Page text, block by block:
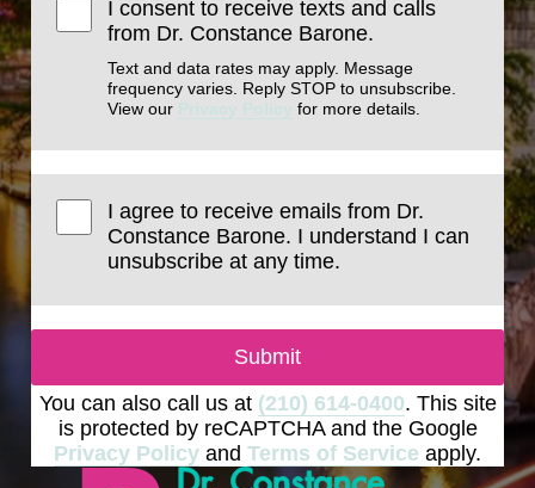
I consent to receive texts and calls
from Dr. Constance Barone.
Text and data rates may apply. Message
frequency varies. Reply STOP to unsubscribe.
View our
for more details.
I agree to receive emails from Dr.
Constance Barone. I understand I can
unsubscribe at any time.
Submit
You can also call us at (210) 614-0400. This site
is protected by reCAPTCHA and the Google
Privacy Policy and Terms of Service apply.